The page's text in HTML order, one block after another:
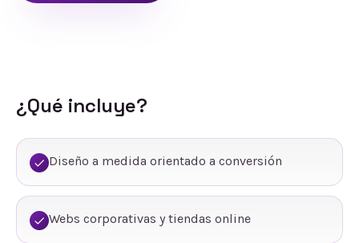
¿Qué incluye?
Diseño a medida orientado a conversión
Webs corporativas y tiendas online